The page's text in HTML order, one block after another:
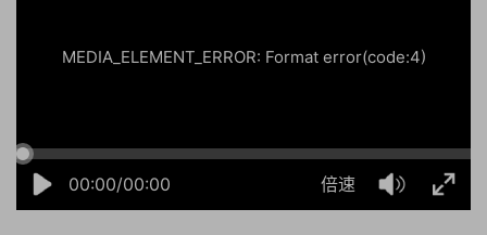
00:00/00:00 倍速
MEDIA_ELEMENT_ERROR: Format error(code:4)